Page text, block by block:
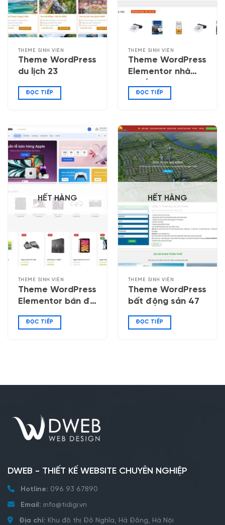
THEME SINH VIÊN
Theme WordPress
du lịch 23
ĐỌC TIẾP
THEME SINH VIÊN
Theme WordPress
Elementor nhà
ĐỌC TIẾP
HẾT HÀNG
THEME SINH VIÊN
Theme WordPress
Elementor bán đồ
công nghệ 05
ĐỌC TIẾP
HẾT HÀNG
THEME SINH VIÊN
Theme WordPress
bất động sản 47
ĐỌC TIẾP
DWEB - THIẾT KẾ WEBSITE CHUYÊN NGHIỆP
Hotline: 096 93 67890
Email: info@tidigi.vn
Địa chỉ: Khu đô thị Đô Nghĩa, Hà Đông, Hà Nội